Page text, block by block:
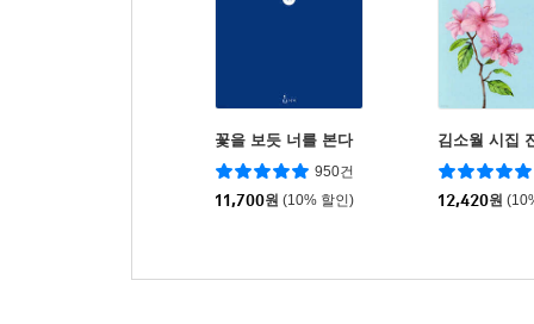
꽃을 보듯 너를 본다
950건
11,700원 (10% 할인)
김소월 시집
12,420원